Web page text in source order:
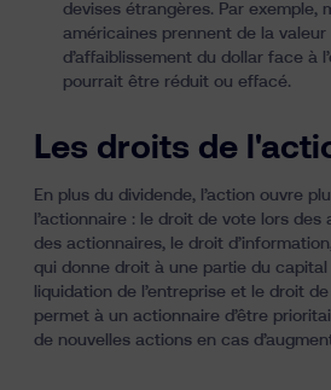
devises étrangères. Par exemple,
américaines prennent de la valeur
d’affaiblissement du dollar face à
pourrait être réduit ou effacé.
Les droits de
En plus du dividende, l’action ouvre
l’actionnaire : le droit de vote lors des
des actionnaires, le droit
qui donne droit à une partie du
liquidation de l’entreprise et le droit
permet à un actionnaire d’être
de nouvelles actions en cas